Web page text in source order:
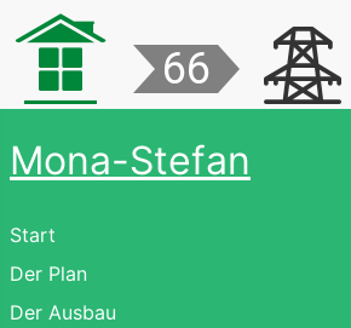
Mona-Stefan
Start
Der Plan
Der Ausbau